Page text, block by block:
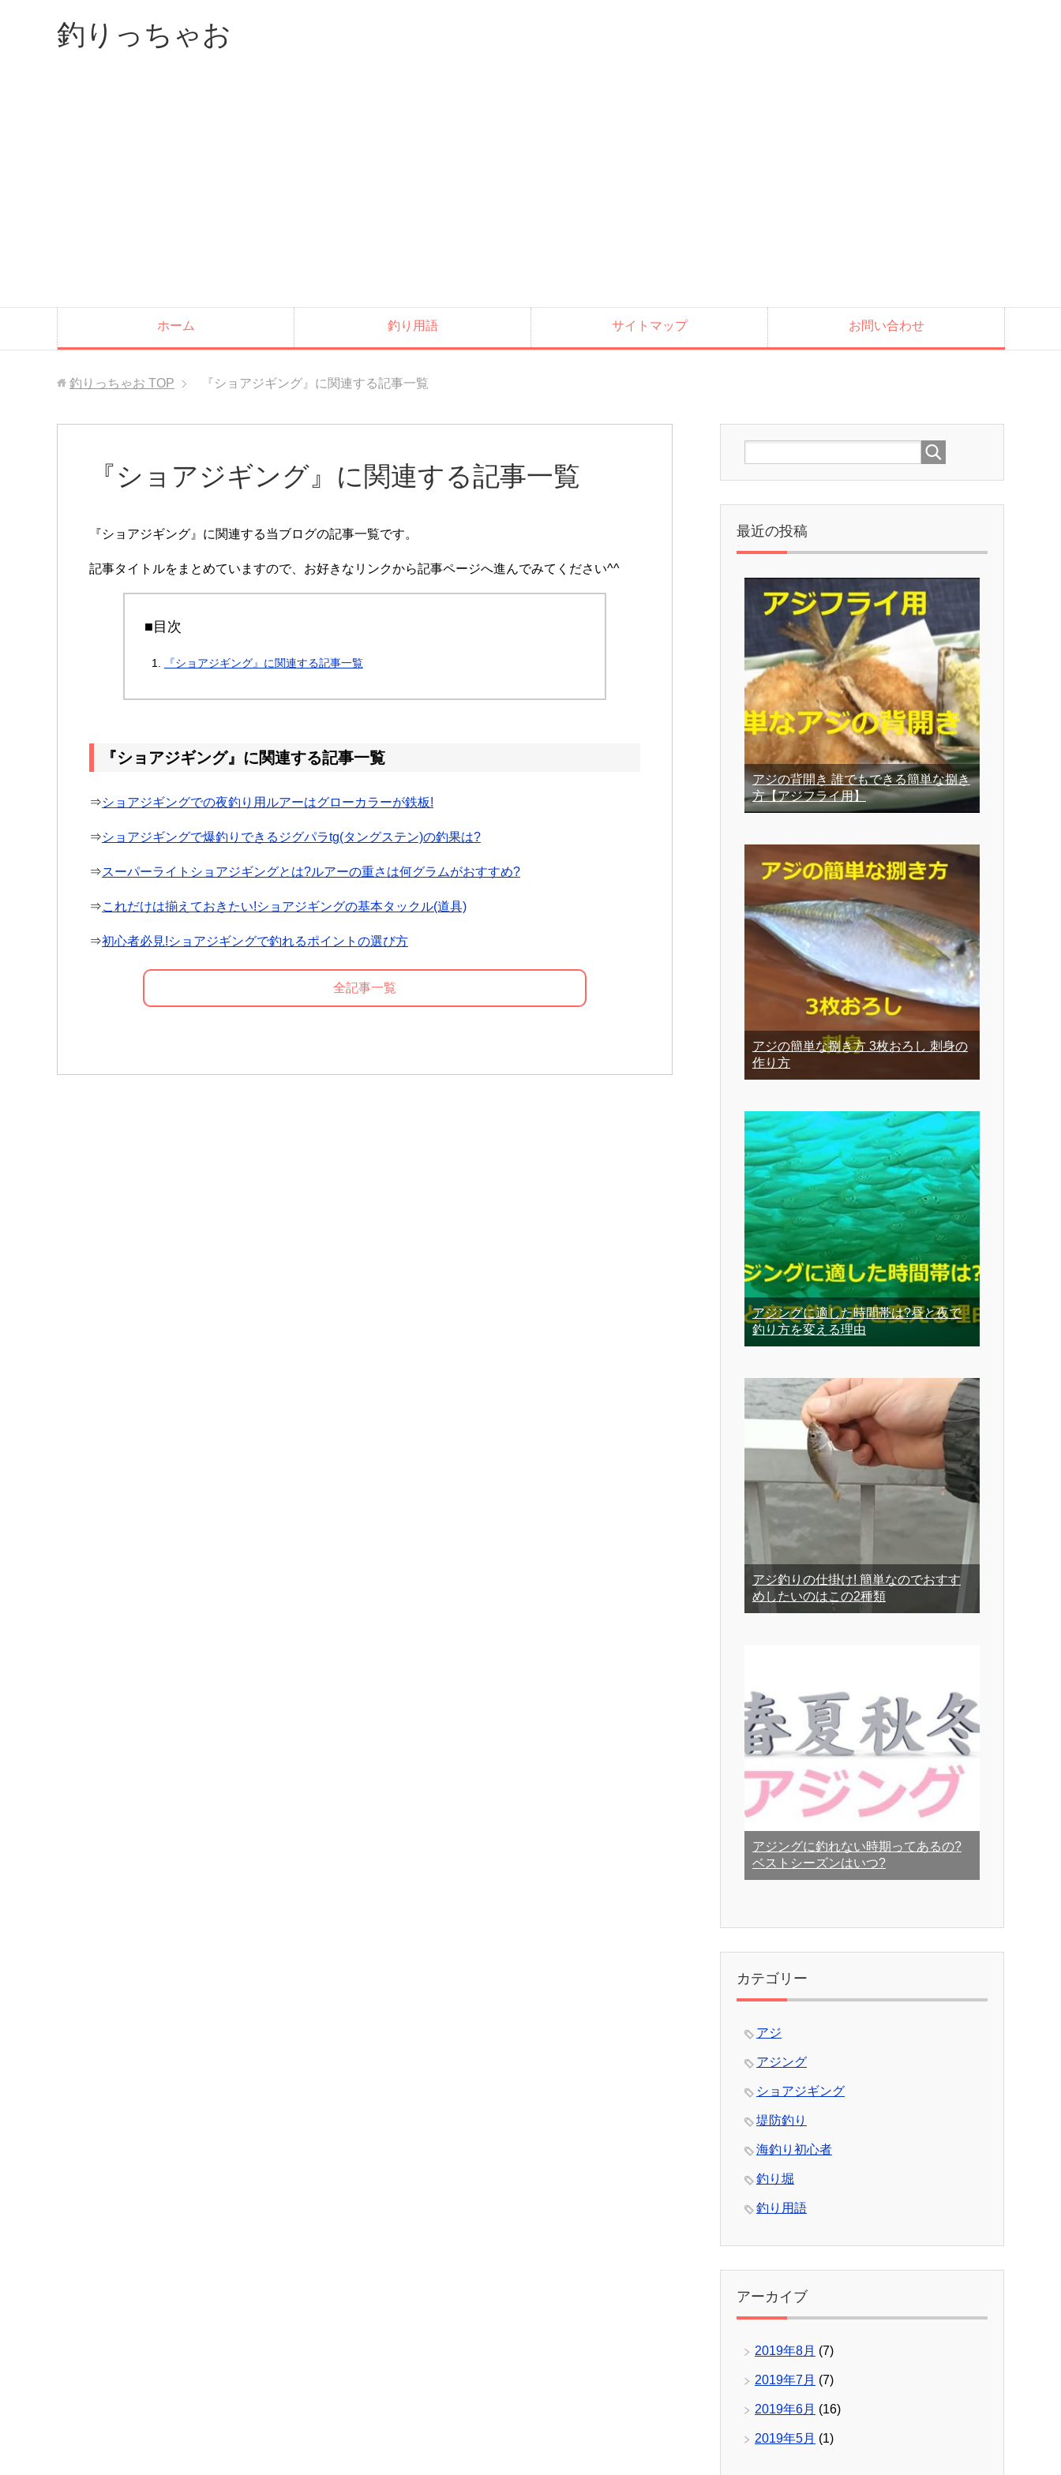
釣りっちゃお
ホーム 釣り用語 サイトマップ お問い合わせ
釣りっちゃお TOP 『ショアジギング』に関連する記事一覧
『ショアジギング』に関連する記事一覧
『ショアジギング』に関連する当ブログの記事一覧です。
記事タイトルをまとめていますので、お好きなリンクから記事ページへ進んでみてください^^
■目次
『ショアジギング』に関連する記事一覧
『ショアジギング』に関連する記事一覧
⇒ショアジギングでの夜釣り用ルアーはグローカラーが鉄板!
⇒ショアジギングで爆釣りできるジグパラtg(タングステン)の釣果は?
⇒スーパーライトショアジギングとは?ルアーの重さは何グラムがおすすめ?
⇒これだけは揃えておきたい!ショアジギングの基本タックル(道具)
⇒初心者必見!ショアジギングで釣れるポイントの選び方
全記事一覧
最近の投稿
アジの背開き 誰でもできる簡単な捌き
方【アジフライ用】
アジの簡単な捌き方 3枚おろし 刺身の
作り方
アジングに適した時間帯は?昼と夜で
釣り方を変える理由
アジ釣りの仕掛け! 簡単なのでおすす
めしたいのはこの2種類
アジングに釣れない時期ってあるの?
ベストシーズンはいつ?
カテゴリー
アジ
アジング
ショアジギング
堤防釣り
海釣り初心者
釣り堀
釣り用語
アーカイブ
2019年8月 (7)
2019年7月 (7)
2019年6月 (16)
2019年5月 (1)